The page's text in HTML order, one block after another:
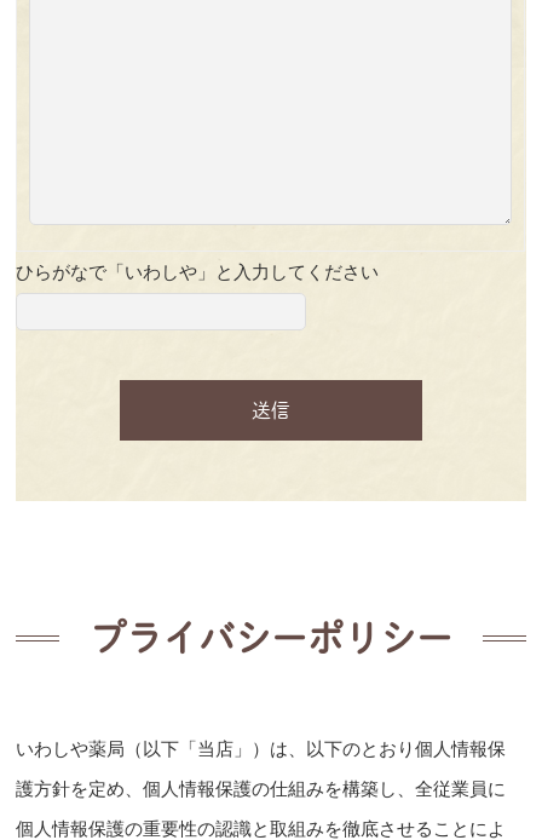
ひらがなで「いわしや」と入力してください
プライバシーポリシー
いわしや薬局（以下「当店」）は、以下のとおり個人情報保
護方針を定め、個人情報保護の仕組みを構築し、全従業員に
個人情報保護の重要性の認識と取組みを徹底させることによ